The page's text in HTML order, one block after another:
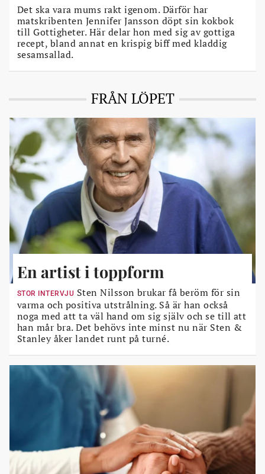
Det ska vara mums rakt igenom. Därför har
matskribenten Jennifer Jansson döpt sin kokbok
till Gottigheter. Här delar hon med sig av gottiga
recept, bland annat en krispig biff med kladdig
sesamsallad.
FRÅN LÖPET
En artist i toppform
STOR INTERVJU Sten Nilsson brukar få beröm för sin
varma och positiva utstrålning. Så är han också
noga med att ta väl hand om sig själv och se till att
han mår bra. Det behövs inte minst nu när Sten &
Stanley åker landet runt på turné.